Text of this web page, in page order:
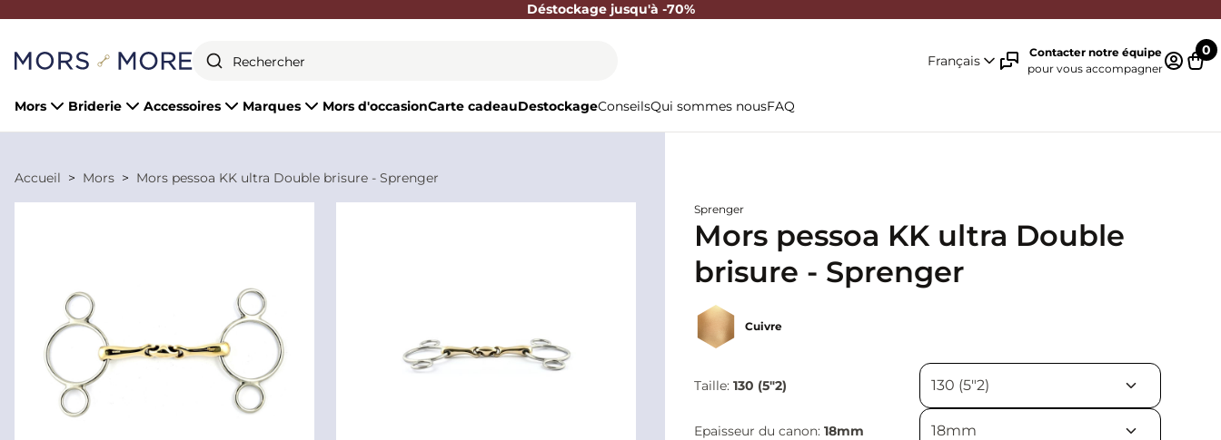
Déstockage jusqu'à -70%
Français
Contacter notre équipe
pour vous accompagner
0
Mors Briderie Accessoires Marques Mors d'occasionCarte cadeauDestockageConseilsQui sommes nousFAQ
Accueil Mors Mors pessoa KK ultra Double brisure - Sprenger
Sprenger
Mors pessoa KK ultra Double
brisure - Sprenger
Cuivre
Taille: 130 (5"2)
Epaisseur du canon: 18mm